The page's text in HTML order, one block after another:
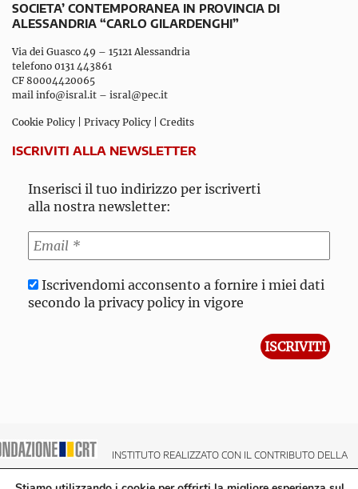
SOCIETA’ CONTEMPORANEA IN PROVINCIA DI
ALESSANDRIA “CARLO GILARDENGHI”
Via dei Guasco 49 – 15121 Alessandria
telefono 0131 443861
CF 80004420065
mail info@isral.it – isral@pec.it
Cookie Policy Privacy Policy Credits
ISCRIVITI ALLA NEWSLETTER
Inserisci il tuo indirizzo per iscriverti
alla nostra newsletter:
Iscrivendomi acconsento a fornire i miei dati
secondo la privacy policy in vigore
INSTITUTO REALIZZATO CON IL CONTRIBUTO DELLA